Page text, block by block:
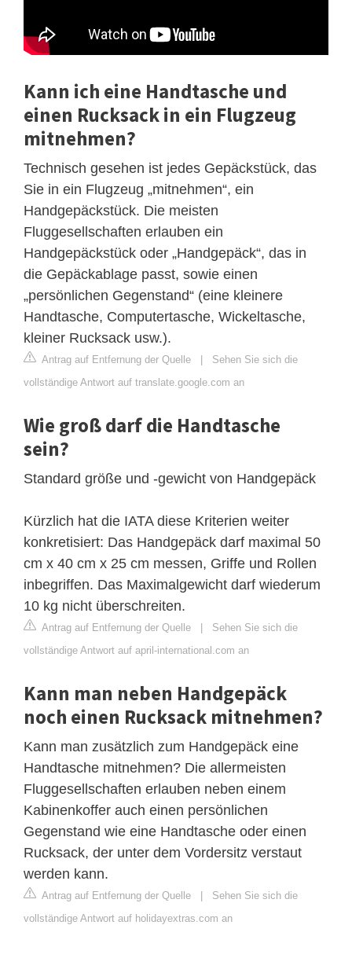
Kann ich eine Handtasche und
einen Rucksack in ein Flugzeug
mitnehmen?
Technisch gesehen ist jedes Gepäckstück, das
Sie in ein Flugzeug „mitnehmen“, ein
Handgepäckstück. Die meisten
Fluggesellschaften erlauben ein
Handgepäckstück oder „Handgepäck“, das in
die Gepäckablage passt, sowie einen
„persönlichen Gegenstand“ (eine kleinere
Handtasche, Computertasche, Wickeltasche,
kleiner Rucksack usw.).
Antrag auf Entfernung der Quelle | Sehen Sie sich die
vollständige Antwort auf translate.google.com an
Wie groß darf die Handtasche
sein?
Standard größe und -gewicht von Handgepäck
Kürzlich hat die IATA diese Kriterien weiter
konkretisiert: Das Handgepäck darf maximal 50
cm x 40 cm x 25 cm messen, Griffe und Rollen
inbegriffen. Das Maximalgewicht darf wiederum
10 kg nicht überschreiten.
Antrag auf Entfernung der Quelle | Sehen Sie sich die
vollständige Antwort auf april-international.com an
Kann man neben Handgepäck
noch einen Rucksack mitnehmen?
Kann man zusätzlich zum Handgepäck eine
Handtasche mitnehmen? Die allermeisten
Fluggesellschaften erlauben neben einem
Kabinenkoffer auch einen persönlichen
Gegenstand wie eine Handtasche oder einen
Rucksack, der unter dem Vordersitz verstaut
werden kann.
Antrag auf Entfernung der Quelle | Sehen Sie sich die
vollständige Antwort auf holidayextras.com an